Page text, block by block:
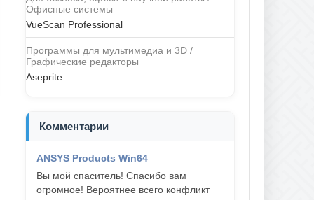
Офисные системы
VueScan Professional
Программы для мультимедиа и 3D /
Графические редакторы
Aseprite
Комментарии
ANSYS Products Win64
Вы мой спаситель! Спасибо вам
огромное! Вероятнее всего конфликт